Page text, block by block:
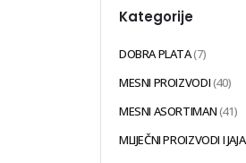
Kategorije
DOBRA PLATA(7)
MESNI PROIZVODI(40)
MESNI ASORTIMAN(41)
MLIJEČNI PROIZVODI I JAJA